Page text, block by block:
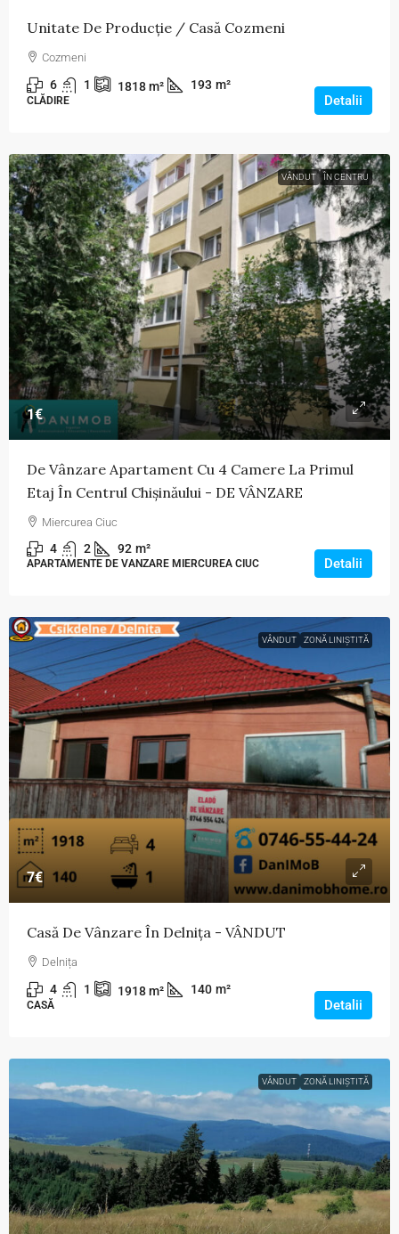
Unitate De Producție / Casă Cozmeni
Cozmeni
6 1 1818m² 193 m²
CLĂDIRE Detalii
VÂNDUT ÎN CENTRU
1€
De Vânzare Apartament Cu 4 Camere La Primul
Etaj În Centrul Chișinăului - DE VÂNZARE
Miercurea Ciuc
4 2 92 m²
APARTAMENTE DE VANZARE MIERCUREA CIUC Detalii
VÂNDUT ZONĂ LINIȘTITĂ
7€
Casă De Vânzare În Delnița - VÂNDUT
Delnița
4 1 1918m² 140 m²
CASĂ Detalii
VÂNDUT ZONĂ LINIȘTITĂ